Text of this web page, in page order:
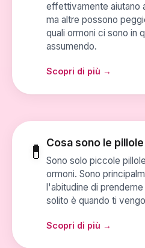
effettivamente aiutano
ma altre possono
quali ormoni ci sono in
assumendo.
Scopri di più →
💊 Cosa sono le
Sono solo piccole
ormoni. Sono
l'abitudine di
solito è quando ti
Scopri di più →